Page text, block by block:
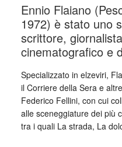
Ennio Flaiano
1972) è stato uno
scrittore,
cinematografico e
Specializzato in elzeviri,
il Corriere della Sera e
Federico Fellini, con cui
alle sceneggiature dei più
tra i quali La strada, La